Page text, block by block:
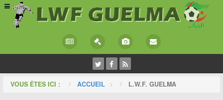
VOUS ÊTES ICI : ACCUEIL > L.W.F. GUELMA